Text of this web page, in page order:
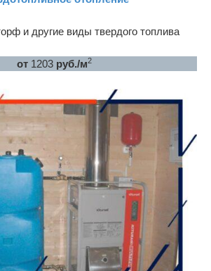
и другие виды твердого топлива
от 1203руб./м2